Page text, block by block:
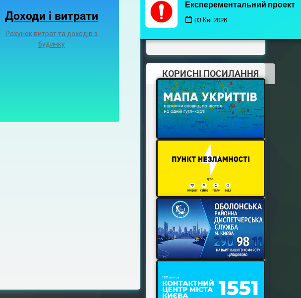
Доходи і витрати
Рахунок витрат та доходів з
будинку
Експерементальний проект
03 Кві 2026
КОРИСНІ ПОСИЛАННЯ